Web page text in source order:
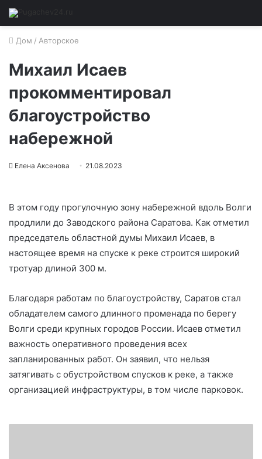
Дом / Авторское
Михаил Исаев
прокомментировал
благоустройство
набережной
Елена Аксенова 21.08.2023
В этом году прогулочную зону набережной вдоль Волги
продлили до Заводского района Саратова. Как отметил
председатель областной думы Михаил Исаев, в
настоящее время на спуске к реке строится широкий
тротуар длиной 300 м.
Благодаря работам по благоустройству, Саратов стал
обладателем самого длинного променада по берегу
Волги среди крупных городов России. Исаев отметил
важность оперативного проведения всех
запланированных работ. Он заявил, что нельзя
затягивать с обустройством спусков к реке, а также
организацией инфраструктуры, в том числе парковок.